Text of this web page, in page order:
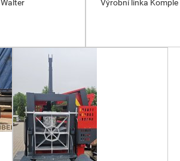
Walter
Výrobní linka Komple